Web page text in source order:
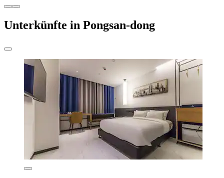
Unterkünfte in Pongsan-dong